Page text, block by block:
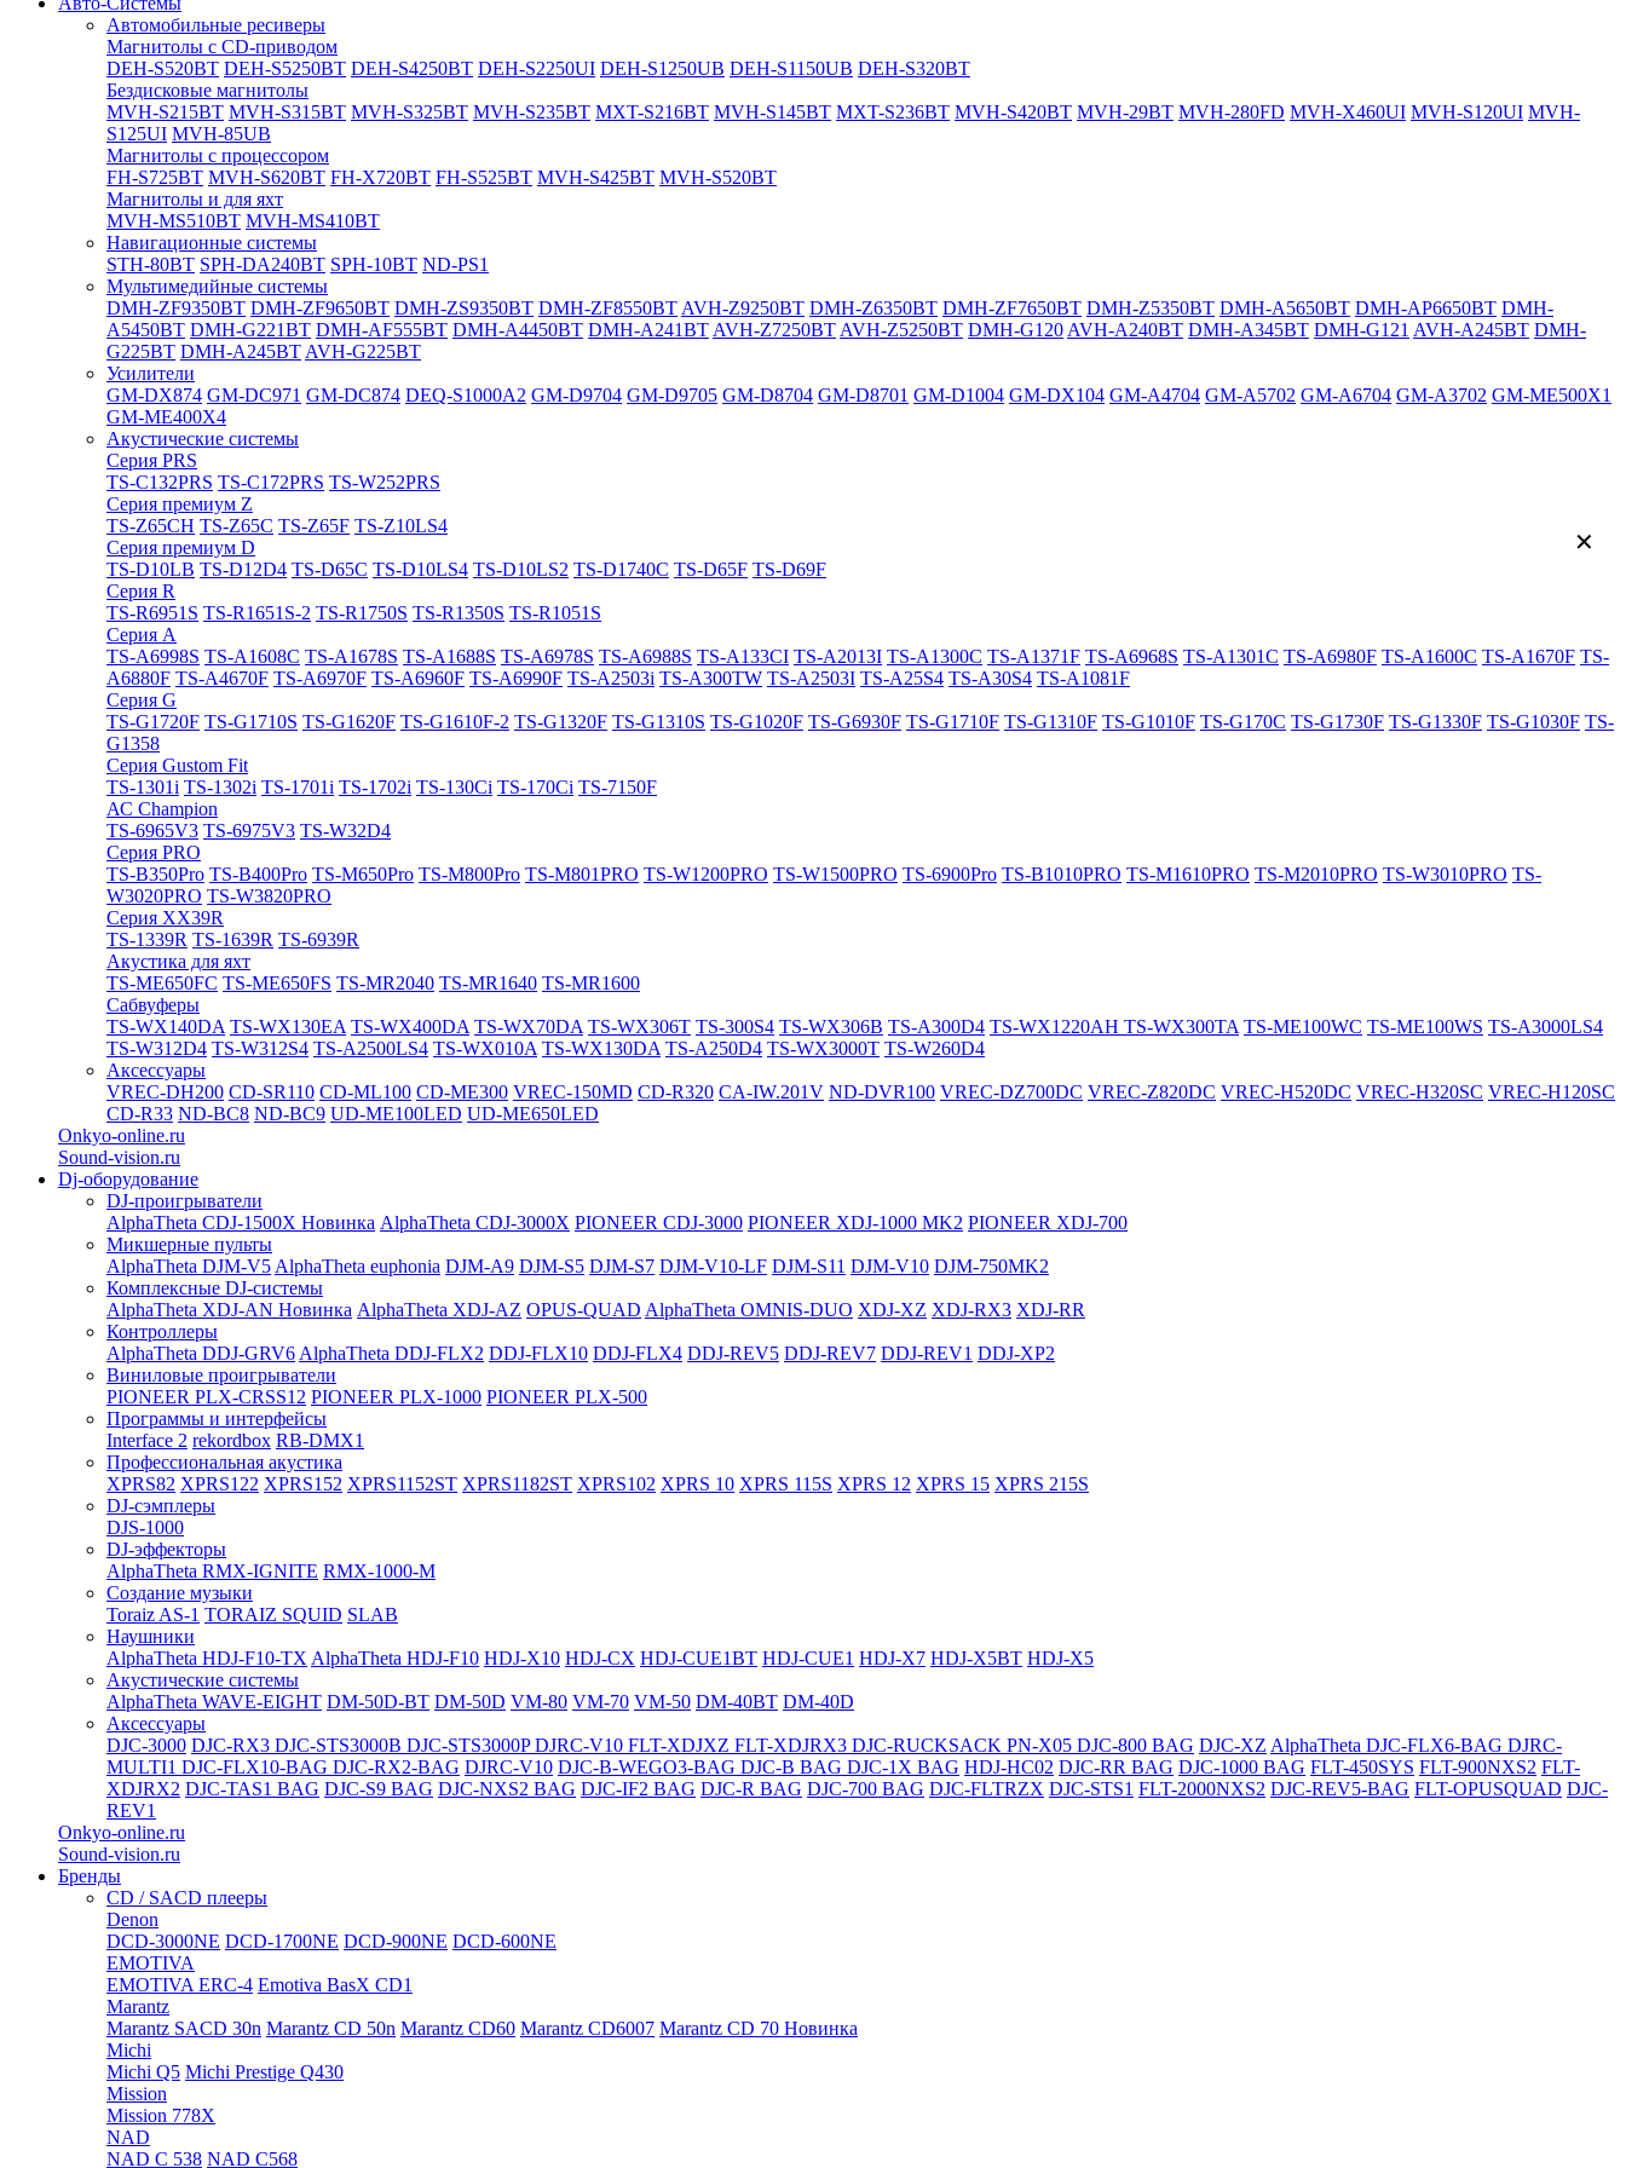
Автомобильные ресиверы
Магнитолы с CD-приводом
DEH-S520BT DEH-S5250BT DEH-S4250BT DEH-S2250UI DEH-S1250UB DEH-S1150UB DEH-S320BT
Бездисковые магнитолы
MVH-S215BT MVH-S315BT MVH-S325BT MVH-S235BT MXT-S216BT MVH-S145BT MXT-S236BT MVH-S420BT MVH-29BT MVH-280FD MVH-X460UI MVH-S120UI MVH-
S125UI MVH-85UB
Магнитолы с процессором
FH-S725BT MVH-S620BT FH-X720BT FH-S525BT MVH-S425BT MVH-S520BT
Магнитолы и для яхт
MVH-MS510BT MVH-MS410BT
Навигационные системы
STH-80BT SPH-DA240BT SPH-10BT ND-PS1
Мультимедийные системы
DMH-ZF9350BT DMH-ZF9650BT DMH-ZS9350BT DMH-ZF8550BT AVH-Z9250BT DMH-Z6350BT DMH-ZF7650BT DMH-Z5350BT DMH-A5650BT DMH-AP6650BT DMH-
A5450BT DMH-G221BT DMH-AF555BT DMH-A4450BT DMH-A241BT AVH-Z7250BT AVH-Z5250BT DMH-G120 AVH-A240BT DMH-A345BT DMH-G121 AVH-A245BT DMH-
G225BT DMH-A245BT AVH-G225BT
Усилители
GM-DX874 GM-DC971 GM-DC874 DEQ-S1000A2 GM-D9704 GM-D9705 GM-D8704 GM-D8701 GM-D1004 GM-DX104 GM-A4704 GM-A5702 GM-A6704 GM-A3702 GM-ME500X1
GM-ME400X4
Акустические системы
Cерия PRS
TS-C132PRS TS-C172PRS TS-W252PRS
Cерия премиум Z
TS-Z65CH TS-Z65C TS-Z65F TS-Z10LS4
Cерия премиум D
TS-D10LB TS-D12D4 TS-D65C TS-D10LS4 TS-D10LS2 TS-D1740C TS-D65F TS-D69F
Cерия R
TS-R6951S TS-R1651S-2 TS-R1750S TS-R1350S TS-R1051S
Cерия A
TS-A6998S TS-A1608C TS-A1678S TS-A1688S TS-A6978S TS-A6988S TS-A133CI TS-A2013I TS-A1300C TS-A1371F TS-A6968S TS-A1301C TS-A6980F TS-A1600C TS-A1670F TS-
A6880F TS-A4670F TS-A6970F TS-A6960F TS-A6990F TS-A2503i TS-A300TW TS-A2503I TS-A25S4 TS-A30S4 TS-A1081F
Cерия G
TS-G1720F TS-G1710S TS-G1620F TS-G1610F-2 TS-G1320F TS-G1310S TS-G1020F TS-G6930F TS-G1710F TS-G1310F TS-G1010F TS-G170C TS-G1730F TS-G1330F TS-G1030F TS-
G1358
Cерия Gustom Fit
TS-1301i TS-1302i TS-1701i TS-1702i TS-130Ci TS-170Ci TS-7150F
АС Champion
TS-6965V3 TS-6975V3 TS-W32D4
Cерия PRO
TS-B350Pro TS-B400Pro TS-M650Pro TS-M800Pro TS-M801PRO TS-W1200PRO TS-W1500PRO TS-6900Pro TS-B1010PRO TS-M1610PRO TS-M2010PRO TS-W3010PRO TS-
W3020PRO TS-W3820PRO
Cерия XX39R
TS-1339R TS-1639R TS-6939R
Акустика для яхт
TS-ME650FC TS-ME650FS TS-MR2040 TS-MR1640 TS-MR1600
Сабвуферы
TS-WX140DA TS-WX130EA TS-WX400DA TS-WX70DA TS-WX306T TS-300S4 TS-WX306B TS-A300D4 TS-WX1220AH TS-WX300TA TS-ME100WC TS-ME100WS TS-A3000LS4
TS-W312D4 TS-W312S4 TS-A2500LS4 TS-WX010A TS-WX130DA TS-A250D4 TS-WX3000T TS-W260D4
Аксессуары
VREC-DH200 CD-SR110 CD-ML100 CD-ME300 VREC-150MD CD-R320 CA-IW.201V ND-DVR100 VREC-DZ700DC VREC-Z820DC VREC-H520DC VREC-H320SC VREC-H120SC
CD-R33 ND-BC8 ND-BC9 UD-ME100LED UD-ME650LED
Onkyo-online.ru
Sound-vision.ru
Dj-оборудование
DJ-проигрыватели
AlphaTheta CDJ-1500X Новинка AlphaTheta CDJ-3000X PIONEER CDJ-3000 PIONEER XDJ-1000 MK2 PIONEER XDJ-700
Микшерные пульты
AlphaTheta DJM-V5 AlphaTheta euphonia DJM-A9 DJM-S5 DJM-S7 DJM-V10-LF DJM-S11 DJM-V10 DJM-750MK2
Комплексные DJ-системы
AlphaTheta XDJ-AN Новинка AlphaTheta XDJ-AZ OPUS-QUAD AlphaTheta OMNIS-DUO XDJ-XZ XDJ-RX3 XDJ-RR
Контроллеры
AlphaTheta DDJ-GRV6 AlphaTheta DDJ-FLX2 DDJ-FLX10 DDJ-FLX4 DDJ-REV5 DDJ-REV7 DDJ-REV1 DDJ-XP2
Виниловые проигрыватели
PIONEER PLX-CRSS12 PIONEER PLX-1000 PIONEER PLX-500
Программы и интерфейсы
Interface 2 rekordbox RB-DMX1
Профессиональная акустика
XPRS82 XPRS122 XPRS152 XPRS1152ST XPRS1182ST XPRS102 XPRS 10 XPRS 115S XPRS 12 XPRS 15 XPRS 215S
DJ-сэмплеры
DJS-1000
DJ-эффекторы
AlphaTheta RMX-IGNITE RMX-1000-M
Создание музыки
Toraiz AS-1 TORAIZ SQUID SLAB
Наушники
AlphaTheta HDJ-F10-TX AlphaTheta HDJ-F10 HDJ-X10 HDJ-CX HDJ-CUE1BT HDJ-CUE1 HDJ-X7 HDJ-X5BT HDJ-X5
Акустические системы
AlphaTheta WAVE-EIGHT DM-50D-BT DM-50D VM-80 VM-70 VM-50 DM-40BT DM-40D
Аксессуары
DJC-3000 DJC-RX3 DJC-STS3000B DJC-STS3000PDJRC-V10 FLT-XDJXZ FLT-XDJRX3 DJC-RUCKSACK PN-X05 DJC-800 BAG DJC-XZ AlphaTheta DJC-FLX6-BAG DJRC-
MULTI1 DJC-FLX10-BAG DJC-RX2-BAG DJRC-V10 DJC-B-WEGO3-BAG DJC-B BAG DJC-1X BAG HDJ-HC02 DJC-RR BAG DJC-1000 BAG FLT-450SYS FLT-900NXS2 FLT-
XDJRX2 DJC-TAS1 BAG DJC-S9 BAG DJC-NXS2 BAG DJC-IF2 BAG DJC-R BAG DJC-700 BAG DJC-FLTRZX DJC-STS1 FLT-2000NXS2 DJC-REV5-BAG FLT-OPUSQUAD DJC-
REV1
Onkyo-online.ru
Sound-vision.ru
Бренды
CD / SACD плееры
Denon
DCD-3000NE DCD-1700NE DCD-900NE DCD-600NE
EMOTIVA
EMOTIVA ERC-4 Emotiva BasX CD1
Marantz
Marantz SACD 30n Marantz CD 50n Marantz CD60 Marantz CD6007 Marantz CD 70 Новинка
Michi
Michi Q5 Michi Prestige Q430
Mission
Mission 778X
NAD
NAD C 538 NAD C568
✕